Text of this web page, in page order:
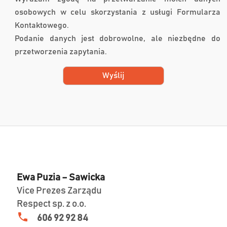
osobowych w celu skorzystania z usługi Formularza
Kontaktowego.
Podanie danych jest dobrowolne, ale niezbędne do
przetworzenia zapytania.
Ewa Puzia – Sawicka
Vice Prezes Zarządu
Respect sp. z o.o.
606 92 92 84